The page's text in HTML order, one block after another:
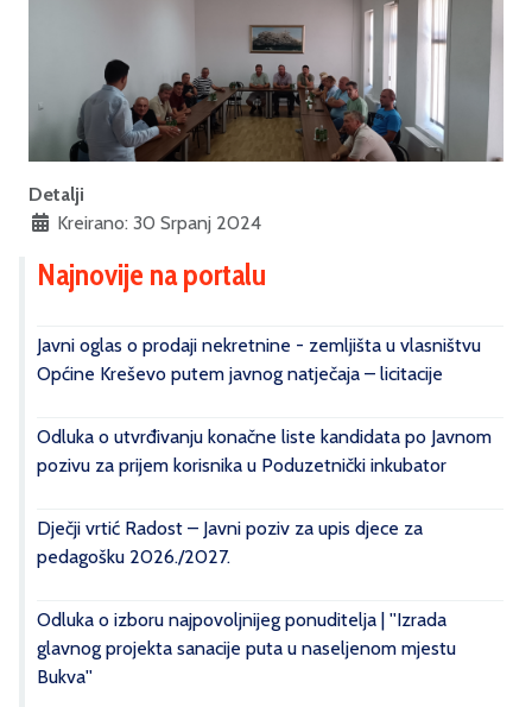
Detalji
Kreirano: 30 Srpanj 2024
Najnovije na portalu
Javni oglas o prodaji nekretnine - zemljišta u vlasništvu
Općine Kreševo putem javnog natječaja – licitacije
Odluka o utvrđivanju konačne liste kandidata po Javnom
pozivu za prijem korisnika u Poduzetnički inkubator
Dječji vrtić Radost – Javni poziv za upis djece za
pedagošku 2026./2027.
Odluka o izboru najpovoljnijeg ponuditelja | ''Izrada
glavnog projekta sanacije puta u naseljenom mjestu
Bukva''